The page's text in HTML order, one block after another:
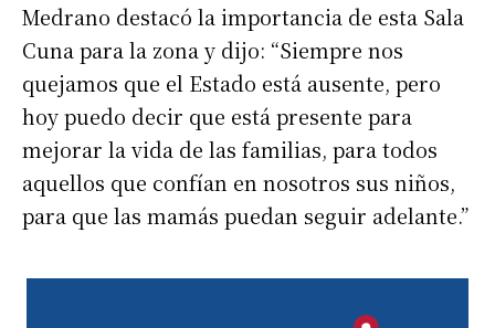
Medrano destacó la importancia de esta Sala
Cuna para la zona y dijo: “Siempre nos
quejamos que el Estado está ausente, pero
hoy puedo decir que está presente para
mejorar la vida de las familias, para todos
aquellos que confían en nosotros sus niños,
para que las mamás puedan seguir adelante.”